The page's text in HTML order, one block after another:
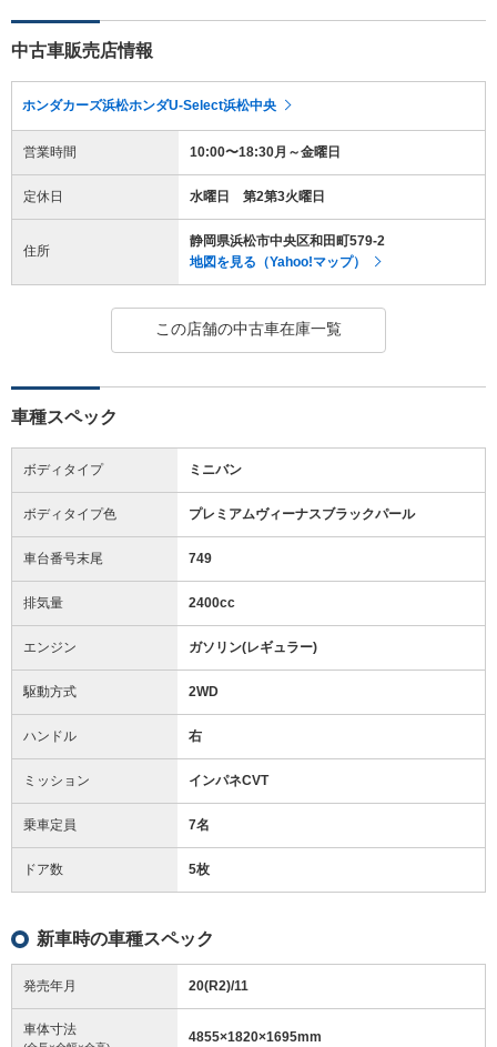
中古車販売店情報
ホンダカーズ浜松ホンダU-Select浜松中央
営業時間 10:00〜18:30月～金曜日
定休日 水曜日 第2第3火曜日
住所
静岡県浜松市中央区和田町579-2
地図を見る（Yahoo!マップ）
この店舗の中古車在庫一覧
車種スペック
ボディタイプ ミニバン
ボディタイプ色 プレミアムヴィーナスブラックパール
車台番号末尾 749
排気量 2400cc
エンジン ガソリン(レギュラー)
駆動方式 2WD
ハンドル 右
ミッション インパネCVT
乗車定員 7名
ドア数 5枚
新車時の車種スペック
発売年月 20(R2)/11
車体寸法 4855×1820×1695mm